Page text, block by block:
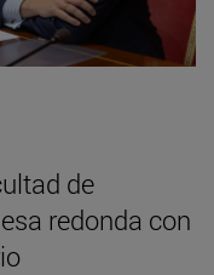
de
redonda con